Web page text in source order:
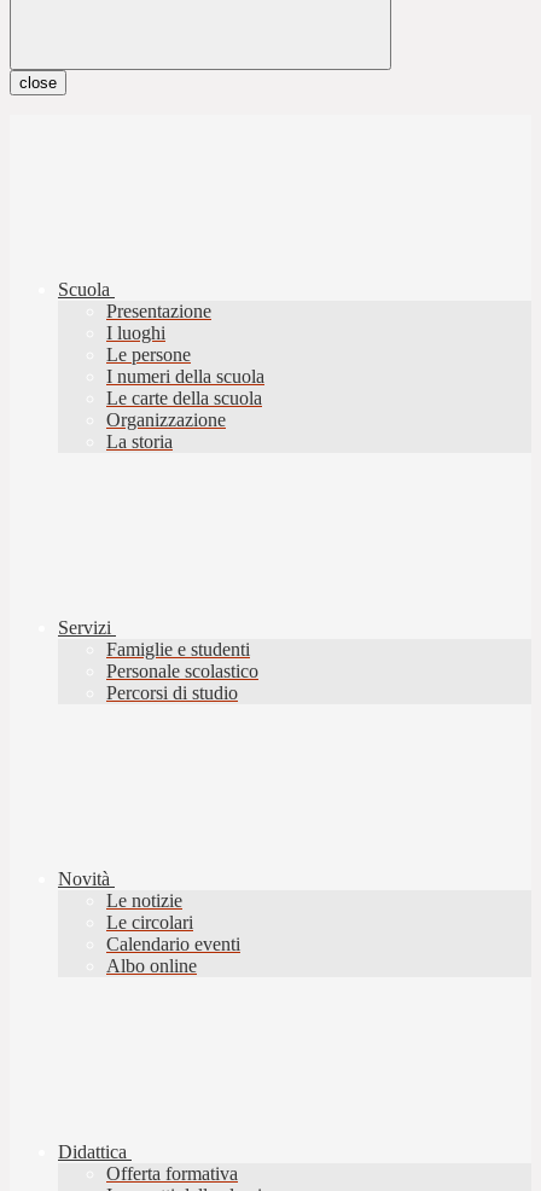
close
Scuola
Presentazione
I luoghi
Le persone
I numeri della scuola
Le carte della scuola
Organizzazione
La storia
Servizi
Famiglie e studenti
Personale scolastico
Percorsi di studio
Novità
Le notizie
Le circolari
Calendario eventi
Albo online
Didattica
Offerta formativa